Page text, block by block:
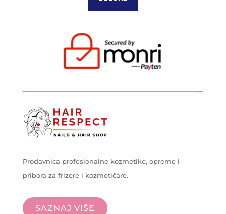
Prodavnica profesionalne kozmetike, opreme i
pribora za frizere i kozmetičare.
SAZNAJ VIŠE